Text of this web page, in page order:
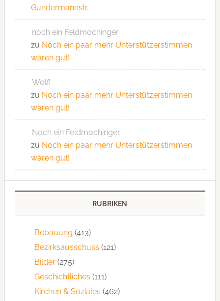
Gundermannstr.
noch ein Feldmochinger
zu Noch ein paar mehr Unterstützerstimmen
wären gut!
Wolfi
zu Noch ein paar mehr Unterstützerstimmen
wären gut!
Noch ein Feldmochinger
zu Noch ein paar mehr Unterstützerstimmen
wären gut!
RUBRIKEN
Bebauung (413)
Bezirksausschuss (121)
Bilder(275)
Geschichtliches (111)
Kirchen & Soziales (462)